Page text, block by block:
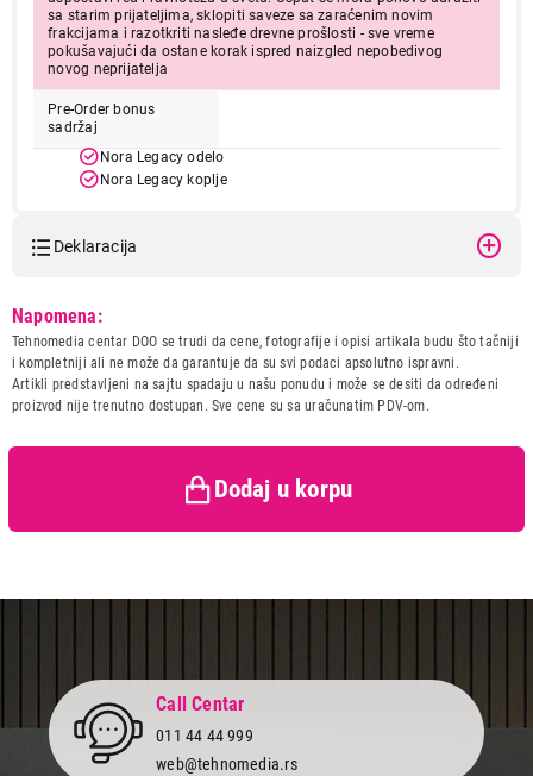
sa starim prijateljima, sklopiti saveze sa zaraćenim novim
frakcijama i razotkriti nasleđe drevne prošlosti - sve vreme
pokušavajući da ostane korak ispred naizgled nepobedivog
novog neprijatelja
Pre-Order bonus
sadržaj
Nora Legacy odelo
Nora Legacy koplje
Deklaracija
Naziv i vrsta robe:
VIDEO IGRA
Uvoznik:
BRIV CONSULTING DOO
BEOGRAD
Zemlja porekla:
Austrija
Prava potrošača:
Zagarantovana sva prava
zaštiti potrošača
Napomena:
Tehnomedia centar DOO se trudi da cene, fotografije i opisi artikala budu što tačniji
i kompletniji ali ne može da garantuje da su svi podaci apsolutno ispravni.
Artikli predstavljeni na sajtu spadaju u našu ponudu i može se desiti da određeni
proizvod nije trenutno dostupan. Sve cene su sa uračunatim PDV-om.
Dodaj u korpu
6.999,00
VIDEO IGRE
PS5 Horizon: Forbidden West
Proizvod je dodat u korpu.
Ukupno u korpi:
Call Centar
011 44 44 999
web@tehnomedia.rs